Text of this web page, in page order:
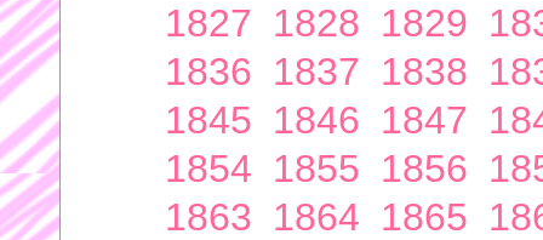
1827 1828 1829
1836 1837 1838
1845 1846 1847
1854 1855 1856
1863 1864 1865